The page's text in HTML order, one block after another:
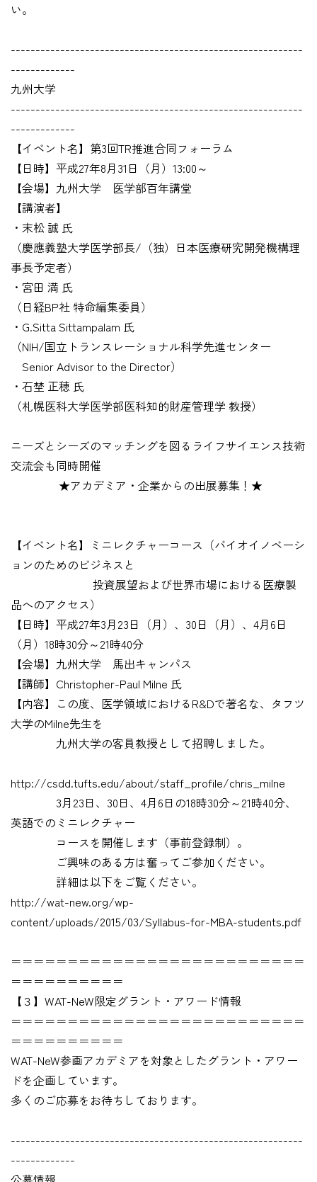
い。
-----------------------------------------------------------
-------------
九州大学
-----------------------------------------------------------
-------------
【イベント名】第3回TR推進合同フォーラム
【日時】平成27年8月31日（月）13:00～
【会場】九州大学 医学部百年講堂
【講演者】
・末松 誠 氏
（慶應義塾大学医学部長/（独）日本医療研究開発機構理
事長予定者）
・宮田 満 氏
（日経BP社 特命編集委員）
・G.Sitta Sittampalam 氏
（NIH/国立トランスレーショナル科学先進センター
Senior Advisor to the Director）
・石埜 正穂 氏
（札幌医科大学医学部医科知的財産管理学 教授）
ニーズとシーズのマッチングを図るライフサイエンス技術
交流会も同時開催
★アカデミア・企業からの出展募集！★
【イベント名】ミニレクチャーコース（バイオイノベーシ
ョンのためのビジネスと
投資展望および世界市場における医療製
品へのアクセス）
【日時】平成27年3月23日（月）、30日（月）、4月6日
（月）18時30分～21時40分
【会場】九州大学 馬出キャンパス
【講師】Christopher-Paul Milne 氏
【内容】この度、医学領域におけるR&Dで著名な、タフツ
大学のMilne先生を
九州大学の客員教授として招聘しました。
http://csdd.tufts.edu/about/staff_profile/chris_milne
3月23日、30日、4月6日の18時30分～21時40分、
英語でのミニレクチャー
コースを開催します（事前登録制）。
ご興味のある方は奮ってご参加ください。
詳細は以下をご覧ください。
http://wat-new.org/wp-
content/uploads/2015/03/Syllabus-for-MBA-students.pdf
＝＝＝＝＝＝＝＝＝＝＝＝＝＝＝＝＝＝＝＝＝＝＝＝＝＝
＝＝＝＝＝＝＝＝＝＝
【３】WAT-NeW限定グラント・アワード情報
＝＝＝＝＝＝＝＝＝＝＝＝＝＝＝＝＝＝＝＝＝＝＝＝＝＝
＝＝＝＝＝＝＝＝＝＝
WAT-NeW参画アカデミアを対象としたグラント・アワー
ドを企画しています。
多くのご応募をお待ちしております。
-----------------------------------------------------------
-------------